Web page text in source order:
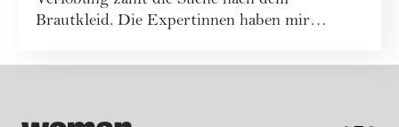
Brautkleid. Die Expertinnen haben mir